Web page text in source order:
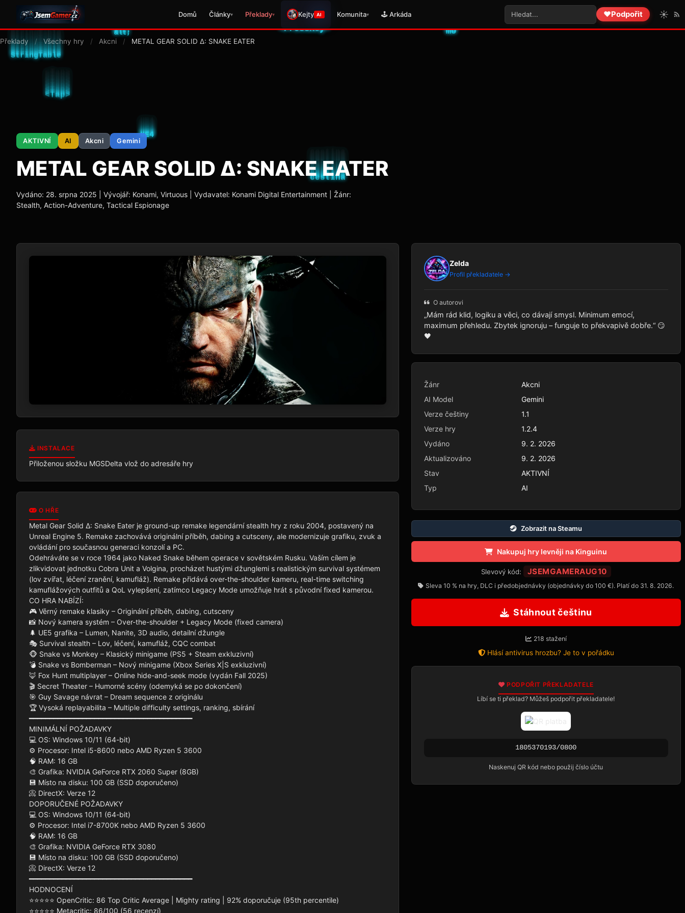
Domů Články▾ Překlady▾ Kejty AI Komunita▾ 🕹️ Arkáda ❤️Podpořit ☀️
Překlady / Všechny hry / Akcni / METAL GEAR SOLID Δ: SNAKE EATER
AKTIVNÍ AI Akcni Gemini
METAL GEAR SOLID Δ: SNAKE EATER
Vydáno: 28. srpna 2025 | Vývojář: Konami, Virtuous | Vydavatel: Konami Digital Entertainment | Žánr:
Stealth, Action-Adventure, Tactical Espionage
INSTALACE
Přiloženou složku MGSDelta vlož do adresáře hry
O HŘE
Metal Gear Solid Δ: Snake Eater je ground-up remake legendární stealth hry z roku 2004, postavený na
Unreal Engine 5. Remake zachovává originální příběh, dabing a cutsceny, ale modernizuje grafiku, zvuk a
ovládání pro současnou generaci konzolí a PC.
Odehráváte se v roce 1964 jako Naked Snake během operace v sovětském Rusku. Vaším cílem je
zlikvidovat jednotku Cobra Unit a Volgina, procházet hustými džunglemi s realistickým survival systémem
(lov zvířat, léčení zranění, kamufláž). Remake přidává over-the-shoulder kameru, real-time switching
kamuflážových outfitů a QoL vylepšení, zatímco Legacy Mode umožňuje hrát s původní fixed kamerou.
CO HRA NABÍZÍ:
🎮 Věrný remake klasiky – Originální příběh, dabing, cutsceny
📸 Nový kamera systém – Over-the-shoulder + Legacy Mode (fixed camera)
🌲 UE5 grafika – Lumen, Nanite, 3D audio, detailní džungle
🎭 Survival stealth – Lov, léčení, kamufláž, CQC combat
🐵 Snake vs Monkey – Klasický minigame (PS5 + Steam exkluzivní)
💣 Snake vs Bomberman – Nový minigame (Xbox Series X|S exkluzivní)
🦊 Fox Hunt multiplayer – Online hide-and-seek mode (vydán Fall 2025)
🎬 Secret Theater – Humorné scény (odemyká se po dokončení)
🎯 Guy Savage návrat – Dream sequence z originálu
🏆 Vysoká replayabilita – Multiple difficulty settings, ranking, sbírání
━━━━━━━━━━━━━━━━━━━━━━━━━━━━━━━━━━━━━━━━
MINIMÁLNÍ POŽADAVKY
💻 OS: Windows 10/11 (64-bit)
⚙️ Procesor: Intel i5-8600 nebo AMD Ryzen 5 3600
🧠 RAM: 16 GB
🎨 Grafika: NVIDIA GeForce RTX 2060 Super (8GB)
💾 Místo na disku: 100 GB (SSD doporučeno)
📀 DirectX: Verze 12
DOPORUČENÉ POŽADAVKY
💻 OS: Windows 10/11 (64-bit)
⚙️ Procesor: Intel i7-8700K nebo AMD Ryzen 5 3600
🧠 RAM: 16 GB
🎨 Grafika: NVIDIA GeForce RTX 3080
💾 Místo na disku: 100 GB (SSD doporučeno)
📀 DirectX: Verze 12
━━━━━━━━━━━━━━━━━━━━━━━━━━━━━━━━━━━━━━━━
HODNOCENÍ
⭐⭐⭐⭐⭐ OpenCritic: 86 Top Critic Average | Mighty rating | 92% doporučuje (95th percentile)
⭐⭐⭐⭐⭐ Metacritic: 86/100 (56 recenzí)
Zelda
Profil překladatele →
O autorovi
„Mám rád klid, logiku a věci, co dávají smysl. Minimum emocí,
maximum přehledu. Zbytek ignoruju – funguje to překvapivě dobře.“ 😏
🖤
Žánr
Akcni
AI Model
Gemini
Verze češtiny
1.1
Verze hry
1.2.4
Vydáno
9. 2. 2026
Aktualizováno
9. 2. 2026
Stav
AKTIVNÍ
Typ
AI
Zobrazit na Steamu
Nakupuj hry levněji na Kinguinu
Slevový kód: JSEMGAMERAUG10
Sleva 10 % na hry, DLC i předobjednávky (objednávky do 100 €). Platí do 31. 8. 2026.
Stáhnout češtinu
218 stažení
Hlásí antivirus hrozbu? Je to v pořádku
PODPOŘIT PŘEKLADATELE
Líbí se ti překlad? Můžeš podpořit překladatele!
1805370193/0800
Naskenuj QR kód nebo použij číslo účtu